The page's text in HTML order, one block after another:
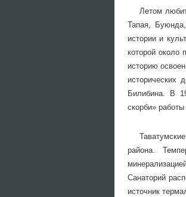
Летом
Тапая,
истории и
которой около
историю
Билибина. В
скорби»
района.
Санаторий
источник